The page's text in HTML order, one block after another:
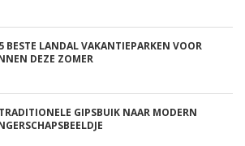
BESTE LANDAL VAKANTIEPARKEN VOOR
DEZE ZOMER
GIPSBUIK NAAR MODERN